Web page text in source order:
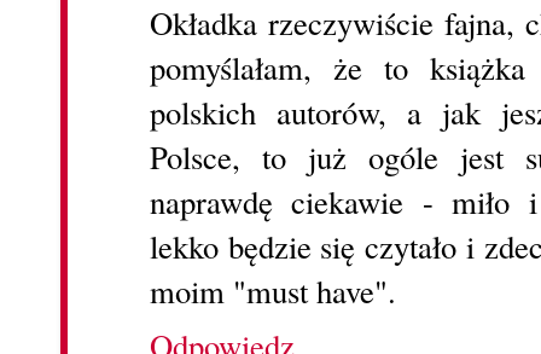
Okładka rzeczywiście fajna,
pomyślałam, że to
polskich autorów, a jak
Polsce, to już ogóle jest
naprawdę ciekawie - miło
lekko będzie się czytało i
moim "must have".